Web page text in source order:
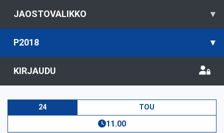
JAOSTOVALIKKO ▾
P2018 ▾
KIRJAUDU
24 TOU
11.00